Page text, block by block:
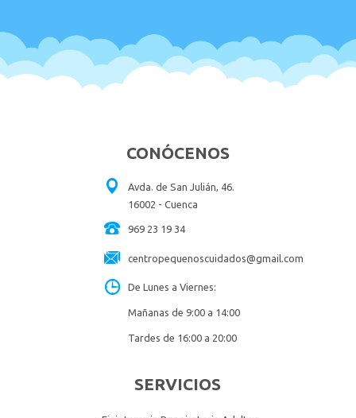
CONÓCENOS
Avda. de San Julián, 46.
16002 - Cuenca
969 23 19 34
centropequenoscuidados@gmail.com
De Lunes a Viernes:
Mañanas de 9:00 a 14:00
Tardes de 16:00 a 20:00
SERVICIOS